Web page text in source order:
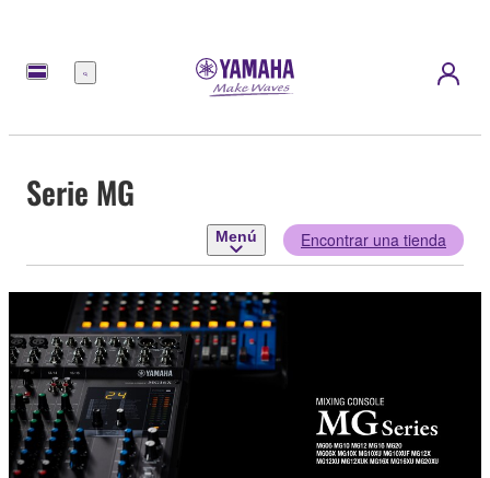
Menú
Serie MG
Menú Encontrar una tienda